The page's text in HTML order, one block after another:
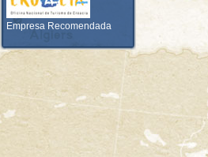
Empresa Recomendada